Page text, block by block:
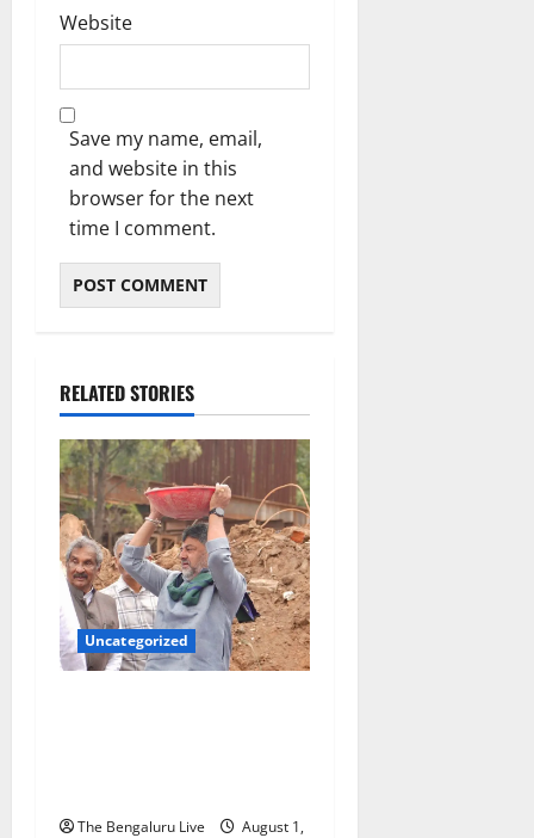
Website
Save my name, email,
and website in this
browser for the next
time I comment.
RELATED STORIES
Uncategorized
The Bengaluru Live
August 1,